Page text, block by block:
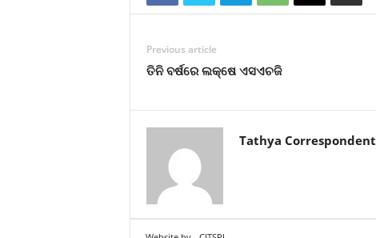
Previous article
ତିନି ବର୍ଷରେ ଲକ୍ଷେ ଏସଏଚଜି
Tathya Correspondent